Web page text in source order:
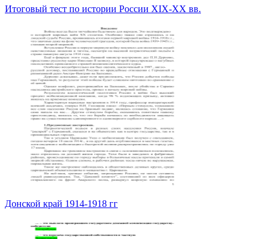
Итоговый тест по истории России XIX-XX вв.
Донской край 1914-1918 гг